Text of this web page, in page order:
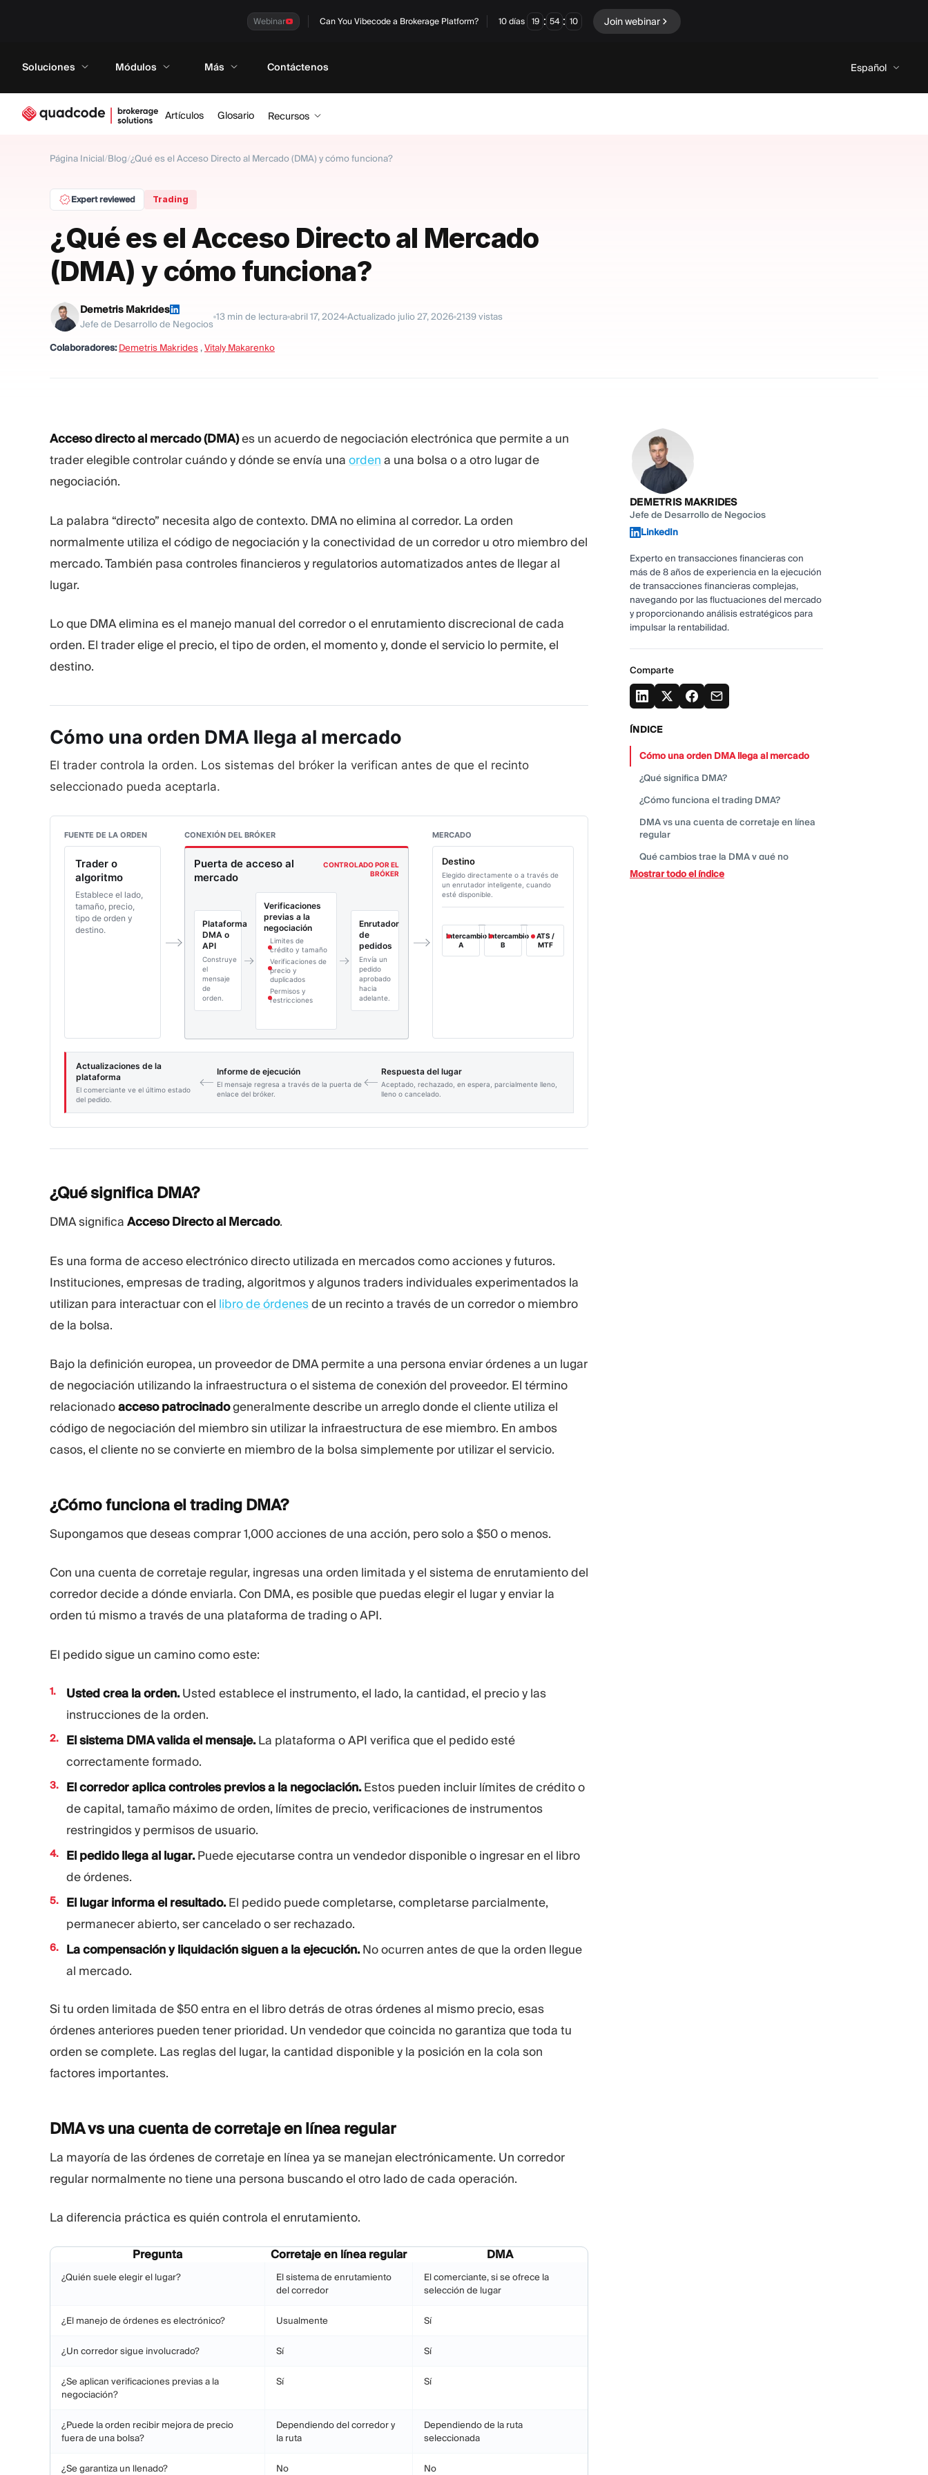
Webinar Can You Vibecode a Brokerage Platform? 10 días 19 : 54 : 09 Join webinar
Soluciones Módulos Más Contáctenos Español
Artículos Glosario Recursos
Página Inicial/Blog/¿Qué es el Acceso Directo al Mercado (DMA) y cómo funciona?
Expert reviewed Trading
¿Qué es el Acceso Directo al Mercado
(DMA) y cómo funciona?
Demetris Makrides
Jefe de Desarrollo de Negocios
13 min de lectura abril 17, 2024 Actualizado julio 27, 2026 2139vistas
Colaboradores: Demetris Makrides ,Vitaly Makarenko
Acceso directo al mercado (DMA)es un acuerdo de negociación electrónica que permite a un
trader elegible controlar cuándo y dónde se envía una orden a una bolsa o a otro lugar de
negociación.
La palabra “directo” necesita algo de contexto. DMA no elimina al corredor. La orden
normalmente utiliza el código de negociación y la conectividad de un corredor u otro miembro del
mercado. También pasa controles financieros y regulatorios automatizados antes de llegar al
lugar.
Lo que DMA elimina es el manejo manual del corredor o el enrutamiento discrecional de cada
orden. El trader elige el precio, el tipo de orden, el momento y, donde el servicio lo permite, el
destino.
Cómo una orden DMA llega al mercado
El trader controla la orden. Los sistemas del bróker la verifican antes de que el recinto
seleccionado pueda aceptarla.
FUENTE DE LA ORDEN
Trader o
algoritmo
Establece el lado,
tamaño, precio,
tipo de orden y
destino.
CONEXIÓN DEL BRÓKER
Puerta de acceso al
mercado
CONTROLADO POR EL
BRÓKER
Plataforma
DMA o
API
Construye
el
mensaje
de
orden.
Verificaciones
previas a la
negociación
Limites de
crédito y tamaño
Verificaciones de
precio y
duplicados
Permisos y
restricciones
Enrutador
de
pedidos
Envía un
pedido
aprobado
hacia
adelante.
MERCADO
Destino
Elegido directamente o a través de
un enrutador inteligente, cuando
esté disponible.
Intercambio
A
Intercambio
B
ATS /
MTF
Actualizaciones de la
plataforma
El comerciante ve el último estado
del pedido.
Informe de ejecución
El mensaje regresa a través de la puerta de
enlace del bróker.
Respuesta del lugar
Aceptado, rechazado, en espera, parcialmente lleno,
lleno o cancelado.
¿Qué significa DMA?
DMA significa Acceso Directo al Mercado.
Es una forma de acceso electrónico directo utilizada en mercados como acciones y futuros.
Instituciones, empresas de trading, algoritmos y algunos traders individuales experimentados la
utilizan para interactuar con el libro de órdenesde un recinto a través de un corredor o miembro
de la bolsa.
Bajo la definición europea, un proveedor de DMA permite a una persona enviar órdenes a un lugar
de negociación utilizando la infraestructura o el sistema de conexión del proveedor. El término
relacionadoacceso patrocinadogeneralmente describe un arreglo donde el cliente utiliza el
código de negociación del miembro sin utilizar la infraestructura de ese miembro. En ambos
casos, el cliente no se convierte en miembro de la bolsa simplemente por utilizar el servicio.
¿Cómo funciona el trading DMA?
Supongamos que deseas comprar 1,000 acciones de una acción, pero solo a $50 o menos.
Con una cuenta de corretaje regular, ingresas una orden limitada y el sistema de enrutamiento del
corredor decide a dónde enviarla. Con DMA, es posible que puedas elegir el lugar y enviar la
orden tú mismo a través de una plataforma de trading o API.
El pedido sigue un camino como este:
Usted crea la orden.Usted establece el instrumento, el lado, la cantidad, el precio y las
instrucciones de la orden.
El sistema DMA valida el mensaje.La plataforma o API verifica que el pedido esté
correctamente formado.
El corredor aplica controles previos a la negociación.Estos pueden incluir límites de crédito o
de capital, tamaño máximo de orden, límites de precio, verificaciones de instrumentos
restringidos y permisos de usuario.
El pedido llega al lugar.Puede ejecutarse contra un vendedor disponible o ingresar en el libro
de órdenes.
El lugar informa el resultado.El pedido puede completarse, completarse parcialmente,
permanecer abierto, ser cancelado o ser rechazado.
La compensación y liquidación siguen a la ejecución.No ocurren antes de que la orden llegue
al mercado.
Si tu orden limitada de $50 entra en el libro detrás de otras órdenes al mismo precio, esas
órdenes anteriores pueden tener prioridad. Un vendedor que coincida no garantiza que toda tu
orden se complete. Las reglas del lugar, la cantidad disponible y la posición en la cola son
factores importantes.
DMA vs una cuenta de corretaje en línea regular
La mayoría de las órdenes de corretaje en línea ya se manejan electrónicamente. Un corredor
regular normalmente no tiene una persona buscando el otro lado de cada operación.
La diferencia práctica es quién controla el enrutamiento.
Pregunta Corretaje en línea regular DMA
¿Quién suele elegir el lugar?
El sistema de enrutamiento
del corredor
El comerciante, si se ofrece la
selección de lugar
¿El manejo de órdenes es electrónico? Usualmente Sí
¿Un corredor sigue involucrado? Sí Sí
¿Se aplican verificaciones previas a la
negociación?
Sí Sí
¿Puede la orden recibir mejora de precio
fuera de una bolsa?
Dependiendo del corredor y
la ruta
Dependiendo de la ruta
seleccionada
¿Se garantiza un llenado? No No
DEMETRIS MAKRIDES
Jefe de Desarrollo de Negocios
LinkedIn
Experto en transacciones financieras con
más de 8 años de experiencia en la ejecución
de transacciones financieras complejas,
navegando por las fluctuaciones del mercado
y proporcionando análisis estratégicos para
impulsar la rentabilidad.
Comparte
ÍNDICE
Cómo una orden DMA llega al mercado
¿Qué significa DMA?
¿Cómo funciona el trading DMA?
DMA vs una cuenta de corretaje en línea
regular
Qué cambios trae la DMA y qué no
Qué cambios trae el DMA y qué no puede
Mostrar todo el índice